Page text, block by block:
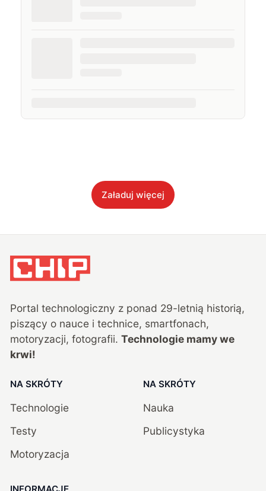
Załaduj więcej
Portal technologiczny z ponad 29-letnią historią,
piszący o nauce i technice, smartfonach,
motoryzacji, fotografii. Technologie mamy we
krwi!
NA SKRÓTY
Technologie
Testy
Motoryzacja
NA SKRÓTY
Nauka
Publicystyka